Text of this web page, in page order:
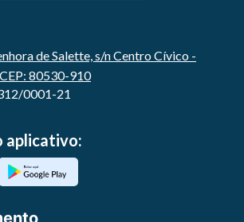
de Salette, s/n Centro Cívico -
80530-910
0001-21
aplicativo: